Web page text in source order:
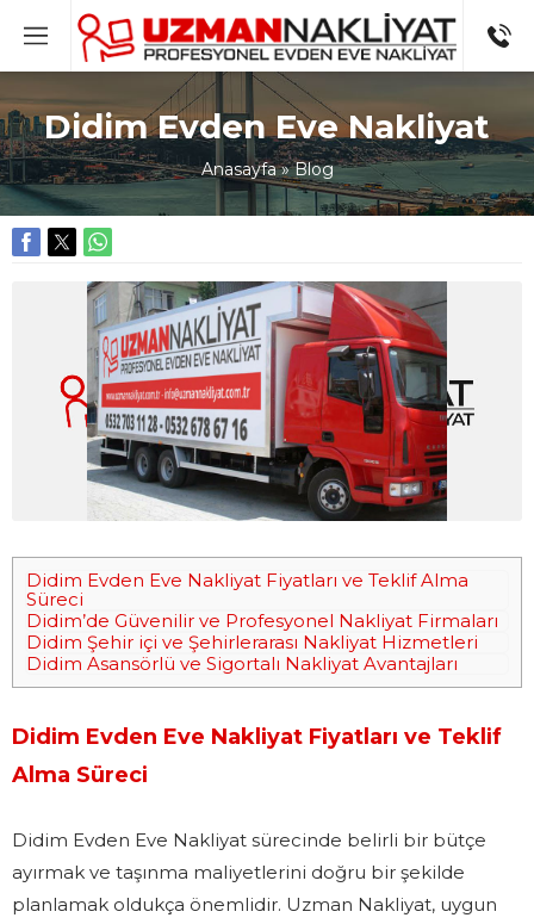
Didim Evden Eve Nakliyat
Anasayfa»Blog
Didim Evden Eve Nakliyat Fiyatları ve Teklif Alma
Süreci
Didim’de Güvenilir ve Profesyonel Nakliyat Firmaları
Didim Şehir içi ve Şehirlerarası Nakliyat Hizmetleri
Didim Asansörlü ve Sigortalı Nakliyat Avantajları
Didim Evden Eve Nakliyat Fiyatları ve Teklif
Alma Süreci
Didim Evden Eve Nakliyat sürecinde belirli bir bütçe
ayırmak ve taşınma maliyetlerini doğru bir şekilde
planlamak oldukça önemlidir. Uzman Nakliyat, uygun